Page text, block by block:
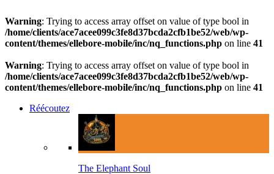
Warning: Trying to access array offset on value of type bool in
/home/clients/ace7acee099c3fe8d37bcda2cfb1be52/web/wp-
content/themes/ellebore-mobile/inc/nq_functions.php on line 41
Warning: Trying to access array offset on value of type bool in
/home/clients/ace7acee099c3fe8d37bcda2cfb1be52/web/wp-
content/themes/ellebore-mobile/inc/nq_functions.php on line 41
Réécoutez
The Elephant Soul